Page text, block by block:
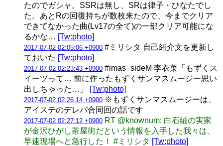
たのでガシャ。SSRは無し、SRは律子・ひなたでし
た。あとRの回復持ちが数枚来たので、今までクリア
できてなかった曲(Lv17の全て)の一部クリア可能にな
るかな… [Tw:photo]
2017-07-02 02:05:06 +0900 #ミリシタ 自己紹介文を更新し
ておいた [Tw:photo]
2017-07-02 02:23:43 +0900 #imas_sideM 李衣菜「もずくス
イーツって… 前に作ったもずくサンマスムージー思い
出しちゃった…」
[Tw:photo]
2017-07-02 02:26:14 +0900 ※もずくサンマスムージーは、
アイステのデレパ合同回の話です
2017-07-02 02:27:12 +0900 RT @knownum: 白石紬の実家
が金沢ひがし茶屋街だという情報を入手した我々は、
早速現場へと急行した！ #ミリシタ [Tw:photo]